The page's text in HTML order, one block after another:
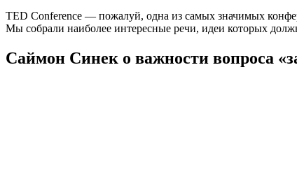
TED Conference — пожалуй, одна из самых значимых
Мы собрали наиболее интересные речи, идеи которых
Саймон Синек о важности вопроса